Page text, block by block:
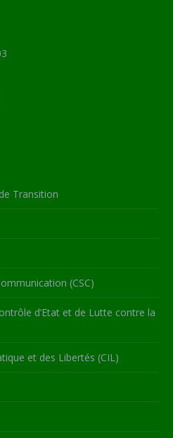
Transition
(CSC)
d’Etat et de Lutte contre la
et des Libertés (CIL)